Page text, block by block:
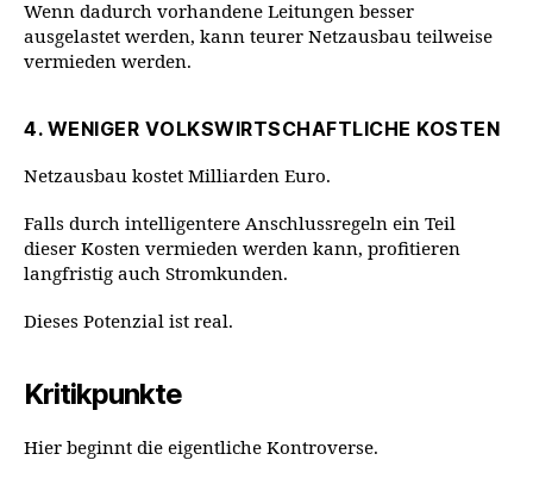
Wenn dadurch vorhandene Leitungen besser
ausgelastet werden, kann teurer Netzausbau teilweise
vermieden werden.
4. WENIGER VOLKSWIRTSCHAFTLICHE KOSTEN
Netzausbau kostet Milliarden Euro.
Falls durch intelligentere Anschlussregeln ein Teil
dieser Kosten vermieden werden kann, profitieren
langfristig auch Stromkunden.
Dieses Potenzial ist real.
Kritikpunkte
Hier beginnt die eigentliche Kontroverse.